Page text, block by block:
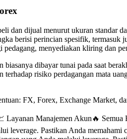
dan dijual menurut ukuran standar
berisi perincian spesifik,
pedagang, menyediakan kliring dan
dibayar tunai pada saat
risiko perdagangan mata
FX, Forex, Exchange Market,
Layanan Manajemen Akun🔥
leverage. Pastikan Anda